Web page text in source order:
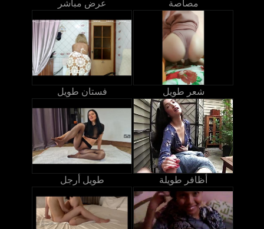
عرض مباشر مصاصة
فستان طويل شعر طويل
طويل أرجل أظافر طويلة